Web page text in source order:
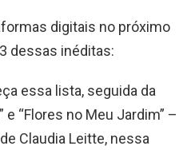
digitais no próximo
dessas inéditas:
essa lista, seguida da
“Flores no Meu Jardim” –
Claudia Leitte, nessa